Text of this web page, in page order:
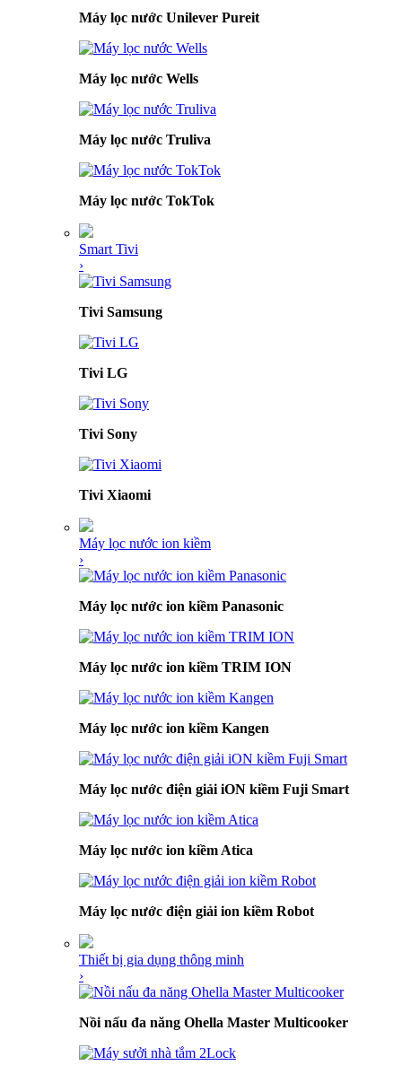
Máy lọc nước Unilever Pureit
Máy lọc nước Wells
Máy lọc nước Truliva
Máy lọc nước TokTok
Smart Tivi
›
Tivi Samsung
Tivi LG
Tivi Sony
Tivi Xiaomi
Máy lọc nước ion kiềm
›
Máy lọc nước ion kiềm Panasonic
Máy lọc nước ion kiềm TRIM ION
Máy lọc nước ion kiềm Kangen
Máy lọc nước điện giải iON kiềm Fuji Smart
Máy lọc nước ion kiềm Atica
Máy lọc nước điện giải ion kiềm Robot
Thiết bị gia dụng thông minh
›
Nồi nấu đa năng Ohella Master Multicooker